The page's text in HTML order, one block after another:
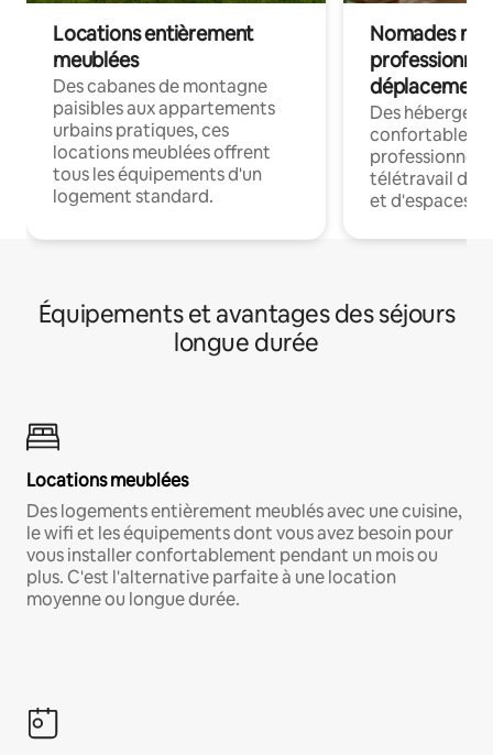
Locations entièrement
meublées
Des cabanes de montagne
paisibles aux appartements
urbains pratiques, ces
locations meublées offrent
tous les équipements d'un
logement standard.
Nomades
déplacement
Des
confortables
professionnels
télétravail
et d'espaces
Équipements et avantages des séjours
longue durée
Locations meublées
Des logements entièrement meublés avec une cuisine,
le wifi et les équipements dont vous avez besoin pour
vous installer confortablement pendant un mois ou
plus. C'est l'alternative parfaite à une location
moyenne ou longue durée.